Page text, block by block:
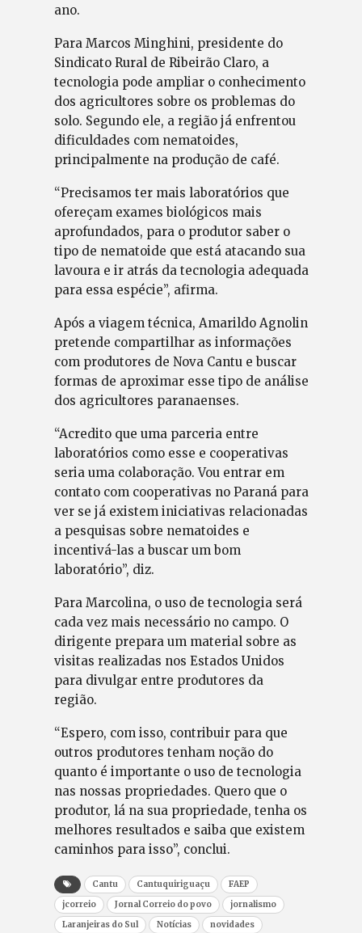
ano.
Para Marcos Minghini, presidente do
Sindicato Rural de Ribeirão Claro, a
tecnologia pode ampliar o conhecimento
dos agricultores sobre os problemas do
solo. Segundo ele, a região já enfrentou
dificuldades com nematoides,
principalmente na produção de café.
“Precisamos ter mais laboratórios que
ofereçam exames biológicos mais
aprofundados, para o produtor saber o
tipo de nematoide que está atacando sua
lavoura e ir atrás da tecnologia adequada
para essa espécie”, afirma.
Após a viagem técnica, Amarildo Agnolin
pretende compartilhar as informações
com produtores de Nova Cantu e buscar
formas de aproximar esse tipo de análise
dos agricultores paranaenses.
“Acredito que uma parceria entre
laboratórios como esse e cooperativas
seria uma colaboração. Vou entrar em
contato com cooperativas no Paraná para
ver se já existem iniciativas relacionadas
a pesquisas sobre nematoides e
incentivá-las a buscar um bom
laboratório”, diz.
Para Marcolina, o uso de tecnologia será
cada vez mais necessário no campo. O
dirigente prepara um material sobre as
visitas realizadas nos Estados Unidos
para divulgar entre produtores da
região.
“Espero, com isso, contribuir para que
outros produtores tenham noção do
quanto é importante o uso de tecnologia
nas nossas propriedades. Quero que o
produtor, lá na sua propriedade, tenha os
melhores resultados e saiba que existem
caminhos para isso”, conclui.
Cantu Cantuquiriguaçu
FAEP
jcorreio
Jornal Correio do povo
jornalismo
Laranjeiras do Sul
Notícias
novidades